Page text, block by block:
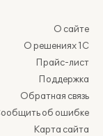
О сайте
О решениях 1С
Прайс-лист
Поддержка
Обратная связь
об ошибке
Карта сайта